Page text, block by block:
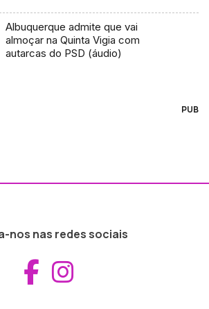
Albuquerque admite que vai
almoçar na Quinta Vigia com
autarcas do PSD (áudio)
PUB
nos nas redes sociais
Aceder ao